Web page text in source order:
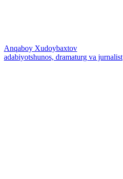
Anqaboy Xudoybaxtov
adabiyotshunos, dramaturg va jurnalist